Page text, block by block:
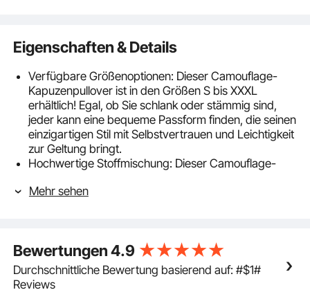
Eigenschaften & Details
Verfügbare Größenoptionen: Dieser Camouflage-
Kapuzenpullover ist in den Größen S bis XXXL
erhältlich! Egal, ob Sie schlank oder stämmig sind,
jeder kann eine bequeme Passform finden, die seinen
einzigartigen Stil mit Selbstvertrauen und Leichtigkeit
zur Geltung bringt.
Hochwertige Stoffmischung: Dieser Camouflage-
Polyester und 8,9 % Elasthan – leicht, atmungsaktiv
Dehnbare Kapuze: Die breite Krempe bietet
zusätzlichen Sonnenschutz, während die 4-Wege-
Stretch-Kapuze eng anliegt. Tragen Sie das
Camouflage-Pullover-Sweatshirt hochgeklappt für
Mehr sehen
Bewertungen4.9
Durchschnittliche Bewertung basierend auf: #$1#
Reviews